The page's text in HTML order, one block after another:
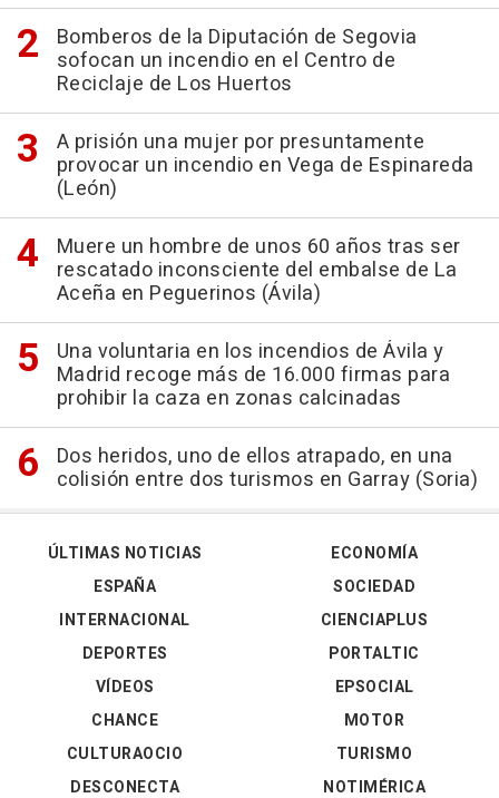
Bomberos de la Diputación de Segovia
sofocan un incendio en el Centro de
Reciclaje de Los Huertos
A prisión una mujer por presuntamente
provocar un incendio en Vega de Espinareda
(León)
Muere un hombre de unos 60 años tras ser
rescatado inconsciente del embalse de La
Aceña en Peguerinos (Ávila)
Una voluntaria en los incendios de Ávila y
Madrid recoge más de 16.000 firmas para
prohibir la caza en zonas calcinadas
Dos heridos, uno de ellos atrapado, en una
colisión entre dos turismos en Garray (Soria)
ÚLTIMAS NOTICIAS
ESPAÑA
INTERNACIONAL
DEPORTES
VÍDEOS
ECONOMÍA
SOCIEDAD
CIENCIAPLUS
PORTALTIC
EPSOCIAL
CHANCE
CULTURAOCIO
DESCONECTA
MOTOR
TURISMO
NOTIMÉRICA